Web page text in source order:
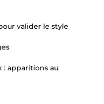
valider le style
: apparitions au